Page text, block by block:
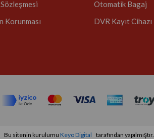
Korunması
Otomatik Bagaj
DVR Kayıt Cihazı
Bu sitenin kurulumu Keyo Digital tarafından yapılmıştır.